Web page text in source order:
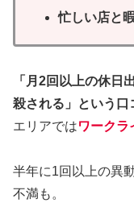
忙しい店と
「月2回以上の休日
殺される」という口
エリアではワークラ
半年に1回以上の異
不満も。